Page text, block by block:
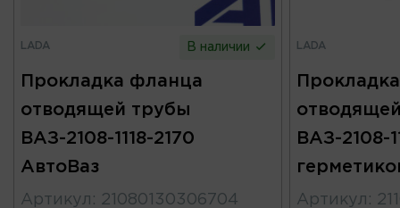
LADA В наличии
Прокладка фланца
отводящей трубы
ВАЗ-2108-1118-2170
АвтоВаз
Артикул : 21080130306704
LADA
ВАЗ-2108-
Артикул :